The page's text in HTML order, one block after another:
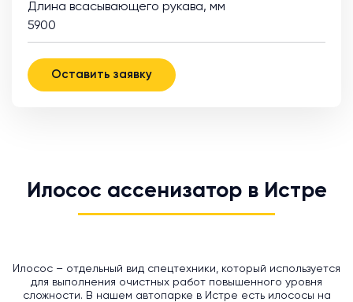
Длина всасывающего рукава, мм
5900
Оставить заявку
Илосос ассенизатор в Истре
Илосос – отдельный вид спецтехники, который используется
для выполнения очистных работ повышенного уровня
сложности. В нашем автопарке в Истре есть илососы на